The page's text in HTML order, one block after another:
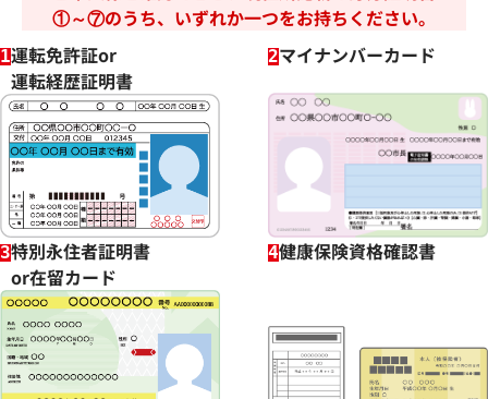
①～⑦のうち、いずれか一つをお持ちください。
1運転免許証or
運転経歴証明書
2マイナンバーカード
3特別永住者証明書
or在留カード
4健康保険資格確認書